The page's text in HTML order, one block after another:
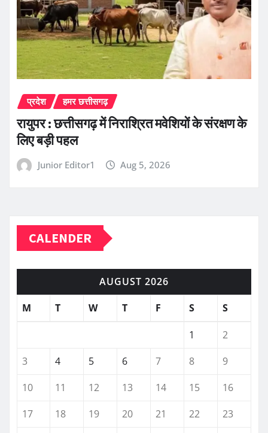
प्रदेश हमर छत्तीसगढ़
रायुपर : छत्तीसगढ़ में निराश्रित मवेशियों के संरक्षण के
लिए बड़ी पहल
Junior Editor1 Aug 5, 2026
CALENDER
AUGUST 2026
M
T W T F S S
1
2
3
4 5 6 7 8
9
10
11 12 13 14 15
16
17
18 19 20 21 22
23